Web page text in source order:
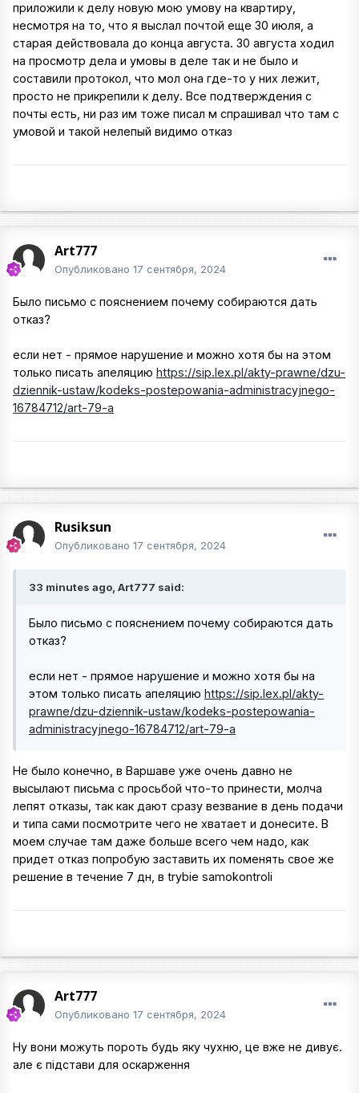
приложили к делу новую мою умову на квартиру,
несмотря на то, что я выслал почтой еще 30 июля, а
старая действовала до конца августа. 30 августа ходил
на просмотр дела и умовы в деле так и не было и
составили протокол, что мол она где-то у них лежит,
просто не прикрепили к делу. Все подтверждения с
почты есть, ни раз им тоже писал м спрашивал что там с
умовой и такой нелепый видимо отказ
Art777
Опубликовано 17 сентября, 2024
Было письмо с пояснением почему собираются дать
отказ?
если нет - прямое нарушение и можно хотя бы на этом
только писать апеляцию https://sip.lex.pl/akty-prawne/dzu-
dziennik-ustaw/kodeks-postepowania-administracyjnego-
16784712/art-79-a
Rusiksun
Опубликовано 17 сентября, 2024
33 minutes ago, Art777 said:
Было письмо с пояснением почему собираются дать
отказ?
если нет - прямое нарушение и можно хотя бы на
этом только писать апеляцию https://sip.lex.pl/akty-
prawne/dzu-dziennik-ustaw/kodeks-postepowania-
administracyjnego-16784712/art-79-a
Не было конечно, в Варшаве уже очень давно не
высылают письма с просьбой что-то принести, молча
лепят отказы, так как дают сразу везвание в день подачи
и типа сами посмотрите чего не хватает и донесите. В
моем случае там даже больше всего чем надо, как
придет отказ попробую заставить их поменять свое же
решение в течение 7 дн, в trybie samokontroli
Art777
Опубликовано 17 сентября, 2024
Ну вони можуть пороть будь яку чухню, це вже не дивує.
але є підстави для оскарження